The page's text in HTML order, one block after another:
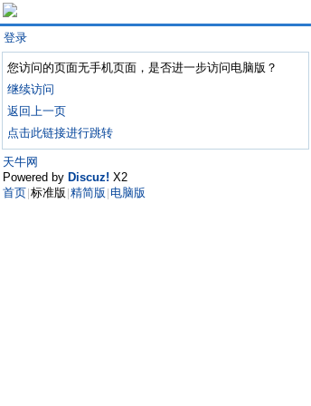
登录
您访问的页面无手机页面，是否进一步访问电脑版？
继续访问
返回上一页
点击此链接进行跳转
天牛网
Powered by Discuz! X2
首页 标准版 精简版 电脑版